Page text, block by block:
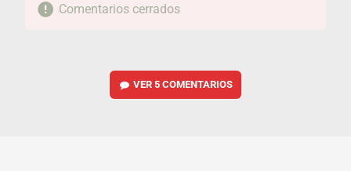
Comentarios cerrados
VER5 COMENTARIOS